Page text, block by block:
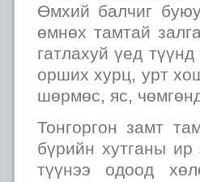
Өмхий балчиг
өмнөх тамтай
гатлахуй үед
орших хурц, урт
шөрмөс, яс,
Тонгоргон замт
бүрийн хутганы ир
түүнээ одоод